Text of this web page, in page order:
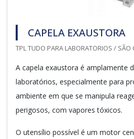
CAPELA EXAUSTORA
TPL TUDO PARA LABORATORIOS / SÃO
A capela exaustora é amplamente
laboratórios, especialmente para
ambiente em que se manipula
perigosos, com vapores tóxicos.
O utensílio possível é um motor